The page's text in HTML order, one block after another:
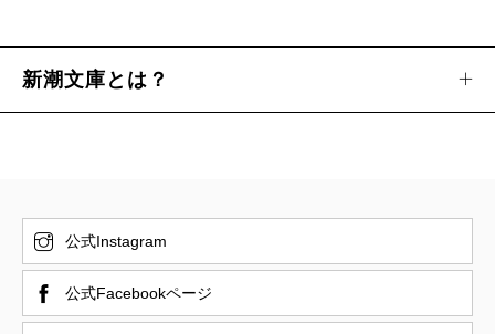
新潮文庫とは？
公式Instagram
公式Facebookページ